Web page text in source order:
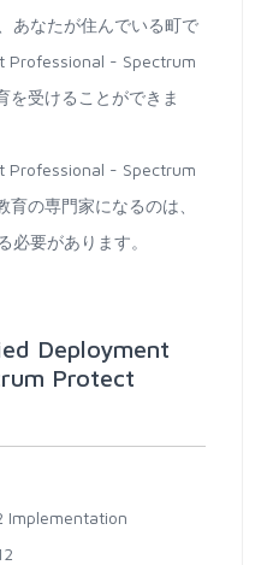
あなたが住んでいる町で
Professional - Spectrum
を受けることができま
Professional - Spectrum
の専門家になるのは、
必要があります。
Deployment
Protect
Implementation